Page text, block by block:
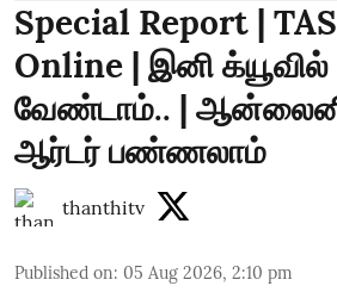
Special Report |
Online | இனி க்யூவில்
வேண்டாம்.. |
ஆர்டர் பண்ணலாம்
thanthitv
Published on: 05 Aug 2026, 2:10 pm